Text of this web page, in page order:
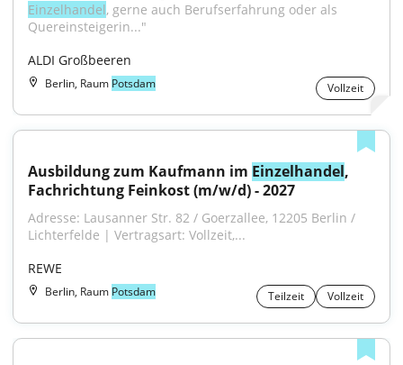
Einzelhandel, gerne auch Berufserfahrung oder als
Quereinsteigerin..."
ALDI Großbeeren
Berlin, Raum Potsdam Vollzeit
Ausbildung zum Kaufmann im Einzelhandel,
Fachrichtung Feinkost (m/w/d) - 2027
Adresse: Lausanner Str. 82 / Goerzallee, 12205 Berlin /
Lichterfelde | Vertragsart: Vollzeit,...
REWE
Berlin, Raum Potsdam Teilzeit Vollzeit